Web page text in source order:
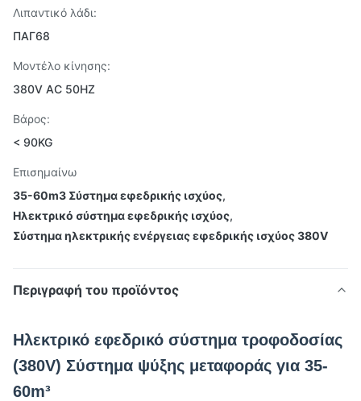
Λιπαντικό λάδι:
ΠΑΓ68
Μοντέλο κίνησης:
380V AC 50HZ
Βάρος:
< 90KG
Επισημαίνω
35-60m3 Σύστημα εφεδρικής ισχύος,
Ηλεκτρικό σύστημα εφεδρικής ισχύος,
Σύστημα ηλεκτρικής ενέργειας εφεδρικής ισχύος 380V
Περιγραφή του προϊόντος
Ηλεκτρικό εφεδρικό σύστημα τροφοδοσίας
(380V) Σύστημα ψύξης μεταφοράς για 35-
60m³